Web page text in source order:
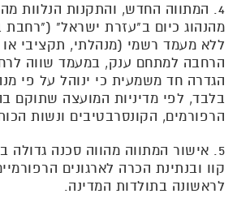
4. המתווה החדש, והתקנות הנלוות
מהנהוג כיום ב"עזרת ישראל"
ללא מעמד רשמי (מנהלתי, תקציבי
הרחבה למתחם ענק, במעמד שווה
הגדרה חד משמעית כי ינוהל על פי
בלבד, לפי מדיניות המועצה שתוקם
הרפורמים, הקונסרבטיבים ונשות
5. אישור המתווה מהווה סכנה
קוו ובנתינת הכרה לארגונים
לראשונה בתולדות המדינה.